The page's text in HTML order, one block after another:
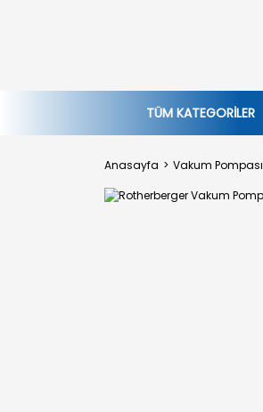
TÜM KATEGORİLER
Anasayfa Vakum Pompası